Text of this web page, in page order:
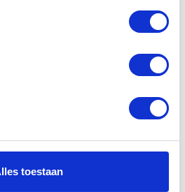
toestaan
230,00